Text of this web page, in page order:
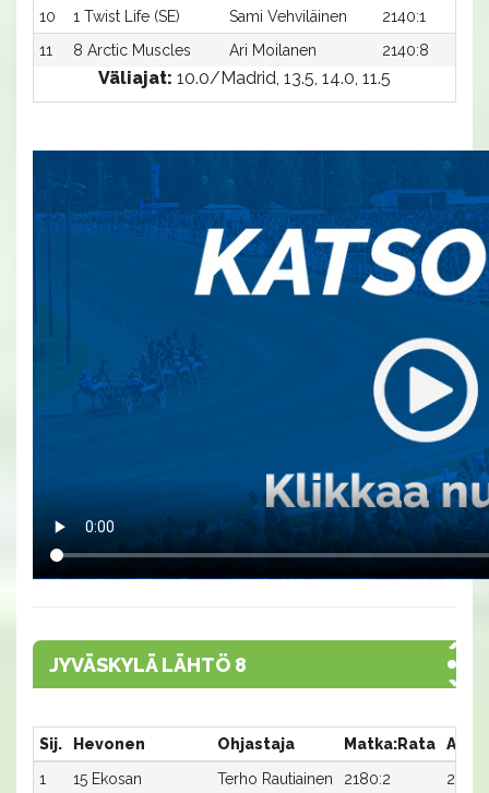
10
1 Twist Life (SE) Sami Vehviläinen 2140:1
11
8 Arctic Muscles Ari Moilanen 2140:8
Väliajat: 10.0/Madrid, 13.5, 14.0, 11.5
JYVÄSKYLÄ LÄHTÖ 8
Sij. Hevonen Ohjastaja Matka:Rata
Aika
1
15 Ekosan Terho Rautiainen 2180:2
25,3